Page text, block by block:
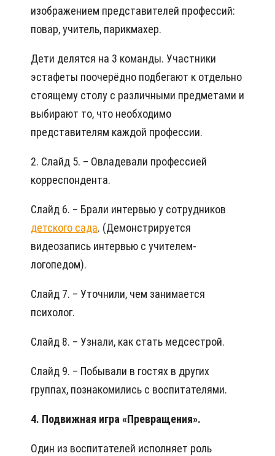
изображением представителей профессий:
повар, учитель, парикмахер.
Дети делятся на 3 команды. Участники
эстафеты поочерёдно подбегают к отдельно
стоящему столу с различными предметами и
выбирают то, что необходимо
представителям каждой профессии.
2. Слайд 5. – Овладевали профессией
корреспондента.
Слайд 6. – Брали интервью у сотрудников
детского сада. (Демонстрируется
видеозапись интервью с учителем-
логопедом).
Слайд 7. – Уточнили, чем занимается
психолог.
Слайд 8. – Узнали, как стать медсестрой.
Слайд 9. – Побывали в гостях в других
группах, познакомились с воспитателями.
4. Подвижная игра «Превращения».
Один из воспитателей исполняет роль